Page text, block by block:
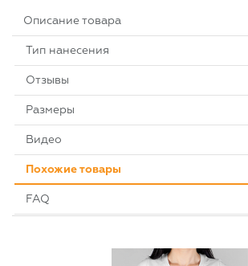
Описание товара
Тип нанесения
Отзывы
Размеры
Видео
Похожие товары
FAQ